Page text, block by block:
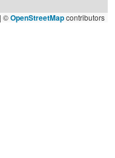
| ©OpenStreetMapcontributors